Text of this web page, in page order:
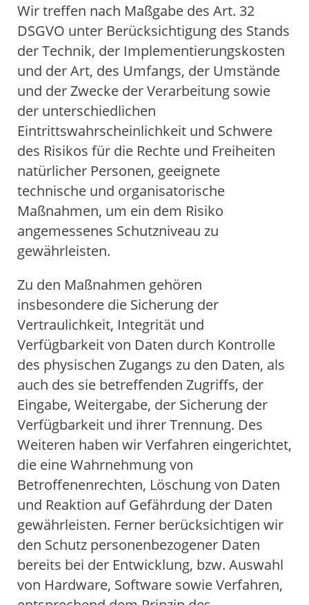
Wir treffen nach Maßgabe des Art. 32
DSGVO unter Berücksichtigung des Stands
der Technik, der Implementierungskosten
und der Art, des Umfangs, der Umstände
und der Zwecke der Verarbeitung sowie
der unterschiedlichen
Eintrittswahrscheinlichkeit und Schwere
des Risikos für die Rechte und Freiheiten
natürlicher Personen, geeignete
technische und organisatorische
Maßnahmen, um ein dem Risiko
angemessenes Schutzniveau zu
gewährleisten.
Zu den Maßnahmen gehören
insbesondere die Sicherung der
Vertraulichkeit, Integrität und
Verfügbarkeit von Daten durch Kontrolle
des physischen Zugangs zu den Daten, als
auch des sie betreffenden Zugriffs, der
Eingabe, Weitergabe, der Sicherung der
Verfügbarkeit und ihrer Trennung. Des
Weiteren haben wir Verfahren eingerichtet,
die eine Wahrnehmung von
Betroffenenrechten, Löschung von Daten
und Reaktion auf Gefährdung der Daten
gewährleisten. Ferner berücksichtigen wir
den Schutz personenbezogener Daten
bereits bei der Entwicklung, bzw. Auswahl
von Hardware, Software sowie Verfahren,